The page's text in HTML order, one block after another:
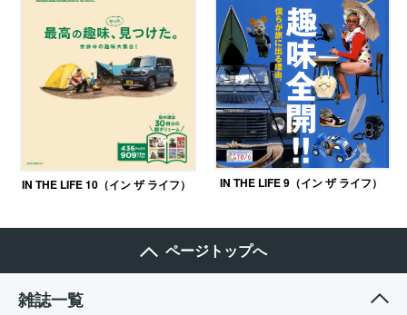
IN THE LIFE 10（イン ザ ライフ） IN THE LIFE 9（イン ザ ライフ）
ページトップへ
雑誌一覧